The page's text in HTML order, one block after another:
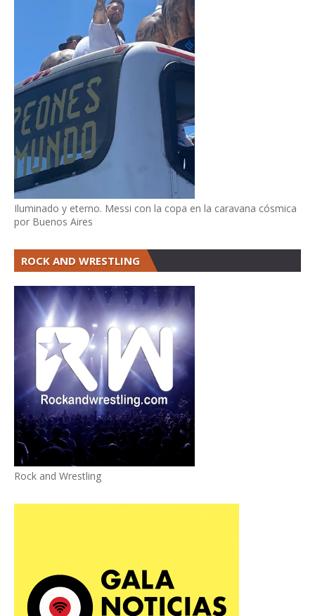
Iluminado y eterno. Messi con la copa en la caravana cósmica
por Buenos Aires
ROCK AND WRESTLING
Rock and Wrestling